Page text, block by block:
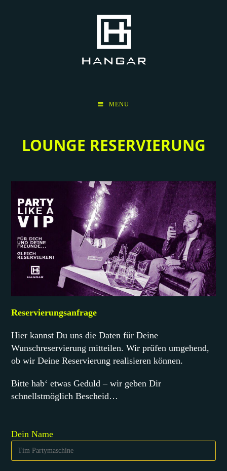
MENÜ
LOUNGE RESERVIERUNG
Reservierungsanfrage
Hier kannst Du uns die Daten für Deine
Wunschreservierung mitteilen. Wir prüfen umgehend,
ob wir Deine Reservierung realisieren können.
Bitte hab‘ etwas Geduld – wir geben Dir
schnellstmöglich Bescheid…
Dein Name